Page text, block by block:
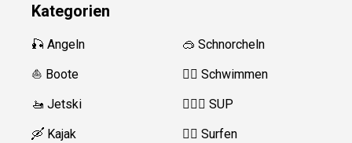
Kategorien
🎣 Angeln
⛵️ Boote
🚤 Jetski
🛶 Kajak
🥽 Schnorcheln
🏊‍♂️ Schwimmen
🏄‍♀️🛶 SUP
🏄‍♂️ Surfen